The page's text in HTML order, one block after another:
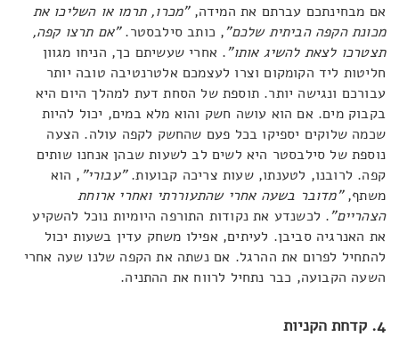
אם מבחינתכם עברתם את המידה, "מכרו, תרמו או השליכו את
מכונת הקפה הביתית שלכם", כותב סילבסטר."אם תרצו קפה,
תצטרכו לצאת להשיג אותו". אחרי שעשיתם כך, הניחו מגוון
חליטות ליד הקומקום וצרו לעצמכם אלטרנטיבה טובה יותר
עבורכם ונגישה יותר. תוספת של הסחת דעת למהלך היום היא
בקבוק מים. אם הוא עושה חשק והוא מלא במים, יכול להיות
שכמה שלוקים יספיקו בכל פעם שהחשק לקפה עולה. הצעה
נוספת של סילבסטר היא לשים לב לשעות שבהן אנחנו שותים
קפה. לרובנו, לטענתו, שעות צריכה קבועות."עבורי", הוא
משתף,"מדובר בשעה אחרי שהתעוררתי ואחרי ארוחת
הצהריים". לכשנדע את נקודות התורפה היומיות נוכל להשקיע
את האנרגיה סביבן. לעיתים, אפילו משחק עדין בשעות יכול
להתחיל לפרום את ההרגל. אם נשתה את הקפה שלנו שעה אחרי
השעה הקבועה, כבר נתחיל לרווח את ההתניה.
4. קדחת הקניות